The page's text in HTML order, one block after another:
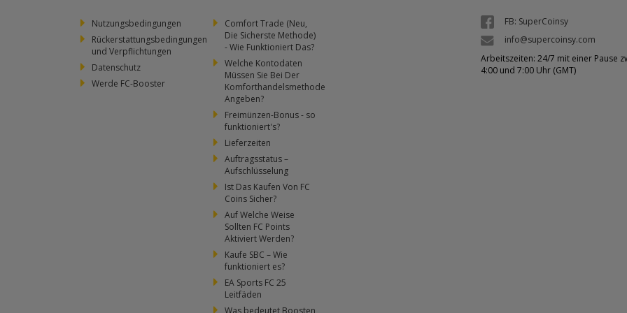
Nutzungsbedingungen
Rückerstattungsbedingungen
und Verpflichtungen
Datenschutz
Werde FC-Booster
Comfort Trade (Neu,
Die Sicherste Methode)
- Wie Funktioniert Das?
Welche Kontodaten
Müssen Sie Bei Der
Komforthandelsmethode
Angeben?
Freimünzen-Bonus - so
funktioniert's?
Lieferzeiten
Auftragsstatus –
Aufschlüsselung
Ist Das Kaufen Von FC
Coins Sicher?
Auf Welche Weise
Sollten FC Points
Aktiviert Werden?
Kaufe SBC – Wie
funktioniert es?
EA Sports FC 25
Leitfäden
Was bedeutet Boosten
FB: SuperCoinsy
info@supercoinsy.com
Arbeitszeiten: 24/7 mit einer Pause
4:00 und 7:00 Uhr (GMT)